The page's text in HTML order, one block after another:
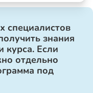
специалистов
знания
курса. Если
отдельно
под